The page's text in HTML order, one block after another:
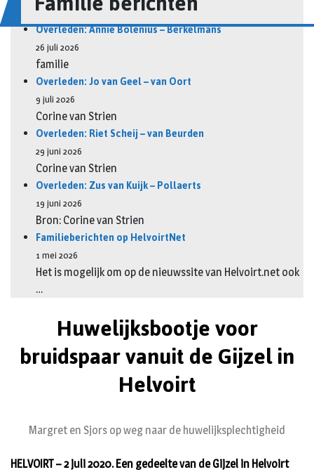
Overleden: Annie Bolenius – Berkelmans
26 juli 2026
familie
Overleden: Jo van Geel – van Oort
9 juli 2026
Corine van Strien
Overleden: Riet Scheij – van Beurden
29 juni 2026
Corine van Strien
Overleden: Zus van Kuijk – Pollaerts
19 juni 2026
Bron: Corine van Strien
Familieberichten op HelvoirtNet
1 mei 2026
Het is mogelijk om op de nieuwssite van Helvoirt.net ook
…
Huwelijksbootje voor
bruidspaar vanuit de Gijzel in
Helvoirt
Margret en Sjors op weg naar de huwelijksplechtigheid
HELVOIRT – 2 juli 2020. Een gedeelte van de Gijzel in Helvoirt